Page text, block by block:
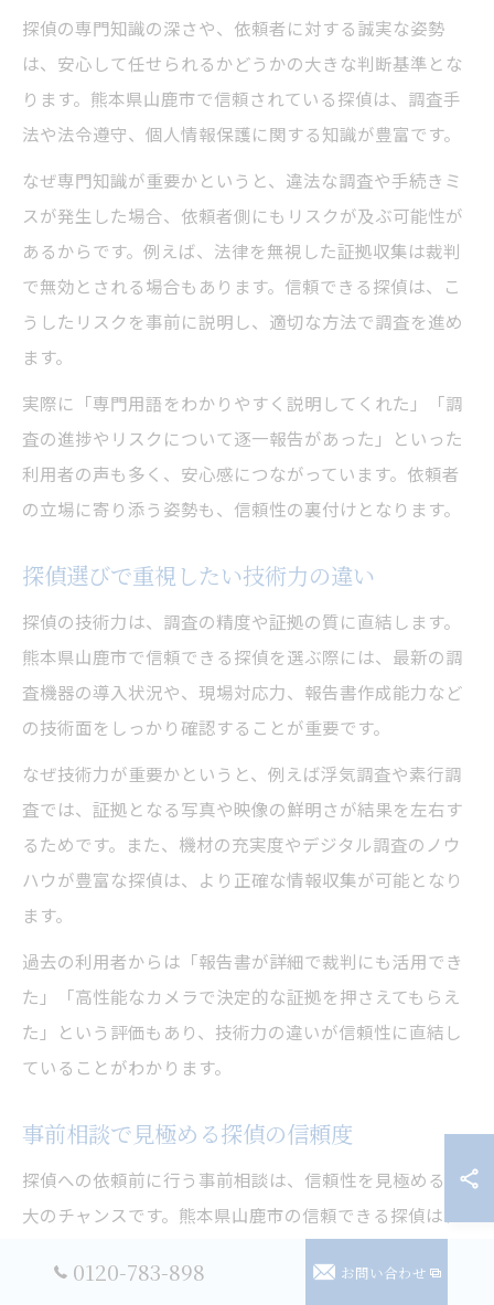
探偵の専門知識の深さや、依頼者に対する誠実な姿勢
は、安心して任せられるかどうかの大きな判断基準とな
ります。熊本県山鹿市で信頼されている探偵は、調査手
法や法令遵守、個人情報保護に関する知識が豊富です。
なぜ専門知識が重要かというと、違法な調査や手続きミ
スが発生した場合、依頼者側にもリスクが及ぶ可能性が
あるからです。例えば、法律を無視した証拠収集は裁判
で無効とされる場合もあります。信頼できる探偵は、こ
うしたリスクを事前に説明し、適切な方法で調査を進め
ます。
実際に「専門用語をわかりやすく説明してくれた」「調
査の進捗やリスクについて逐一報告があった」といった
利用者の声も多く、安心感につながっています。依頼者
の立場に寄り添う姿勢も、信頼性の裏付けとなります。
探偵選びで重視したい技術力の違い
探偵の技術力は、調査の精度や証拠の質に直結します。
熊本県山鹿市で信頼できる探偵を選ぶ際には、最新の調
査機器の導入状況や、現場対応力、報告書作成能力など
の技術面をしっかり確認することが重要です。
なぜ技術力が重要かというと、例えば浮気調査や素行調
査では、証拠となる写真や映像の鮮明さが結果を左右す
るためです。また、機材の充実度やデジタル調査のノウ
ハウが豊富な探偵は、より正確な情報収集が可能となり
ます。
過去の利用者からは「報告書が詳細で裁判にも活用でき
た」「高性能なカメラで決定的な証拠を押さえてもらえ
た」という評価もあり、技術力の違いが信頼性に直結し
ていることがわかります。
事前相談で見極める探偵の信頼度
探偵への依頼前に行う事前相談は、信頼性を見極める最
大のチャンスです。熊本県山鹿市の信頼できる探偵は、
について丁寧に説明してくれます。
0120-783-898 お問い合わせ